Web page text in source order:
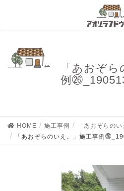
「あおぞ
例㉖
HOME 施工事例
「あおぞらの
「あおぞらのいえ。」施工事例㉖